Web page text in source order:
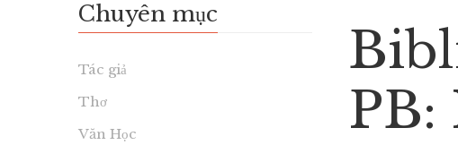
Chuyên mục
Tác giả
Thơ
Văn Học